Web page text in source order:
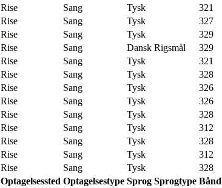
Rise Sang Tysk
321
Rise Sang Tysk
327
Rise Sang Tysk
329
Rise Sang Dansk Rigsmål
329
Rise Sang Tysk
321
Rise Sang Tysk
328
Rise Sang Tysk
326
Rise Sang Tysk
326
Rise Sang Tysk
328
Rise Sang Tysk
312
Rise Sang Tysk
328
Rise Sang Tysk
312
Rise Sang Tysk
328
Optagelsessted Optagelsestype Sprog Sprogtype Bånd